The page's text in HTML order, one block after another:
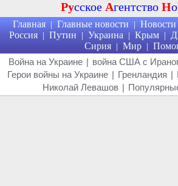
Русское Агентство Н
Главная | Главные новости | Новости
Россия | Путин | Украина | Крым |
Сирия | Мир |
Война на Украине | война США с
Герои войны на Украине | Гренландия |
Николай Левашов |